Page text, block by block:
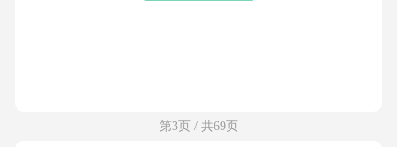
第3页 / 共69页